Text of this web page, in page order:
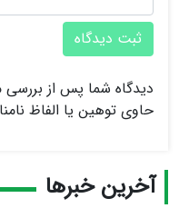
ثبت دیدگاه
دیدگاه شما پس از
حاوی توهین یا الفاظ
آخرین خبرها